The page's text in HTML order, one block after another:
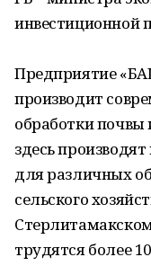
инвестиционной
Предприятие
производит
обработки почвы
здесь
для различных
сельского
трудятся более